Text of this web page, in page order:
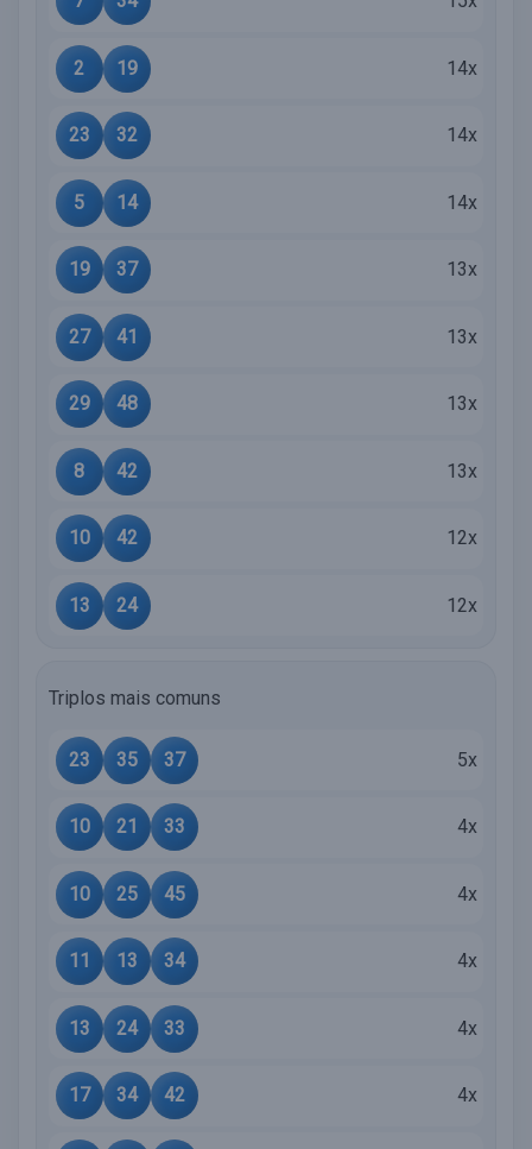
2 19 14x
23 32 14x
5 14 14x
19 37 13x
27 41 13x
29 48 13x
8 42 13x
10 42 12x
13 24 12x
Triplos mais comuns
23 35 37 5x
10 21 33 4x
10 25 45 4x
11 13 34 4x
13 24 33 4x
17 34 42 4x